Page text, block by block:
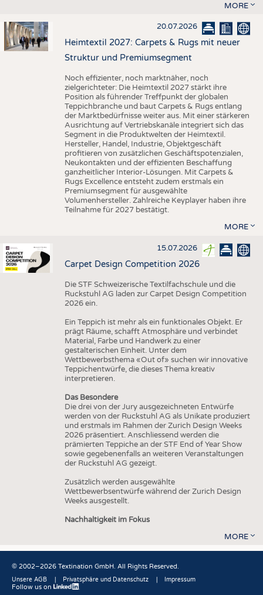
MORE
20.07.2026
Heimtextil 2027: Carpets & Rugs mit neuer
Struktur und Premiumsegment
Noch effizienter, noch marktnäher, noch
zielgerichteter: Die Heimtextil 2027 stärkt ihre
Position als führender Treffpunkt der globalen
Teppichbranche und baut Carpets & Rugs entlang
der Marktbedürfnisse weiter aus. Mit einer stärkeren
Ausrichtung auf Vertriebskanäle integriert sich das
Segment in die Produktwelten der Heimtextil.
Hersteller, Handel, Industrie, Objektgeschäft
profitieren von zusätzlichen Geschäftspotenzialen,
Neukontakten und der effizienten Beschaffung
ganzheitlicher Interior-Lösungen. Mit Carpets &
Rugs Excellence entsteht zudem erstmals ein
Premiumsegment für ausgewählte
Volumenhersteller. Zahlreiche Keyplayer haben ihre
Teilnahme für 2027 bestätigt.
MORE
15.07.2026
Carpet Design Competition 2026
Die STF Schweizerische Textilfachschule und die
Ruckstuhl AG laden zur Carpet Design Competition
2026 ein.
Ein Teppich ist mehr als ein funktionales Objekt. Er
prägt Räume, schafft Atmosphäre und verbindet
Material, Farbe und Handwerk zu einer
gestalterischen Einheit. Unter dem
Wettbewerbsthema «Out of» suchen wir innovative
Teppichentwürfe, die dieses Thema kreativ
interpretieren.
Das Besondere
Die drei von der Jury ausgezeichneten Entwürfe
werden von der Ruckstuhl AG als Unikate produziert
und erstmals im Rahmen der Zurich Design Weeks
2026 präsentiert. Anschliessend werden die
prämierten Teppiche an der STF End of Year Show
sowie gegebenenfalls an weiteren Veranstaltungen
der Ruckstuhl AG gezeigt.
Zusätzlich werden ausgewählte
Wettbewerbsentwürfe während der Zurich Design
Weeks ausgestellt.
Nachhaltigkeit im Fokus
MORE
© 2002–2026 Textination GmbH. All Rights Reserved.
Fußbereich
Unsere AGB Privatsphäre und Datenschutz Impressum
Follow us on